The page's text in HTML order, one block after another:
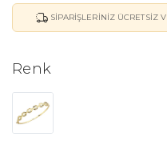
SIPARIŞLERINIZ ÜCRETSIZ
Renk